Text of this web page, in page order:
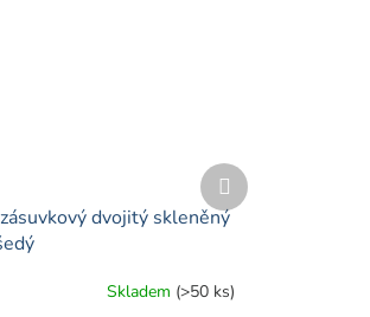
dvojitý skleněný
Skladem (>50 ks)
Další
produkt